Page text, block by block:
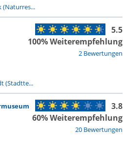
(Naturres...
2 Bewertungen
5.5
100% Weiterempfehlung
(Stadtte...
20 Bewertungen
3.8
60% Weiterempfehlung